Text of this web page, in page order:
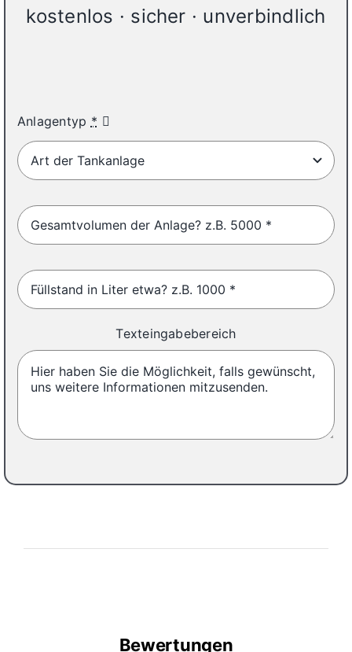
kostenlos · sicher · unverbindlich
Anlagentyp *
Texteingabebereich
Bewertungen